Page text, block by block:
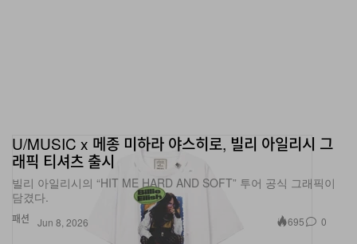
패션
U/MUSIC x 메종 미하라 야스히로, 빌리 아일리시 그
래픽 티셔츠 출시
빌리 아일리시의 “HIT ME HARD AND SOFT” 투어 공식 그래픽이
담겼다.
Jun 8, 2026 695 0